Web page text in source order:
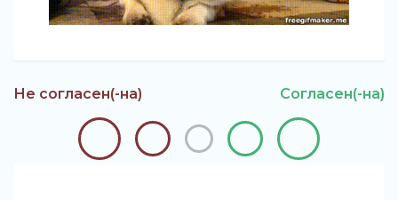
Не согласен(-на) Согласен(-на)